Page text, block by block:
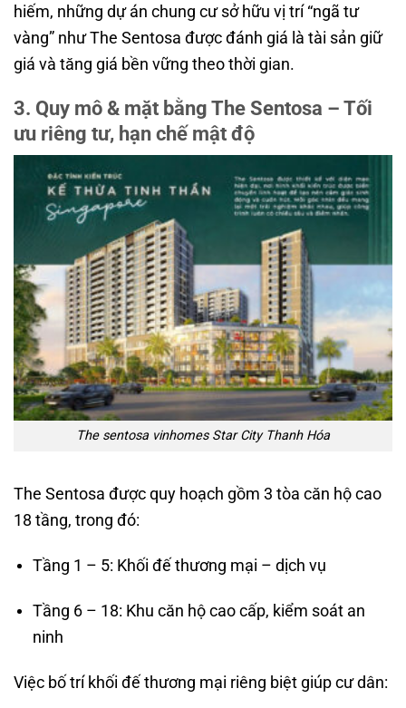
hiếm, những dự án chung cư sở hữu vị trí “ngã tư
vàng” như The Sentosa được đánh giá là tài sản giữ
giá và tăng giá bền vững theo thời gian.
3. Quy mô & mặt bằng The Sentosa – Tối
ưu riêng tư, hạn chế mật độ
The sentosa vinhomes Star City Thanh Hóa
The Sentosa được quy hoạch gồm 3 tòa căn hộ cao
18 tầng, trong đó:
Tầng 1 – 5: Khối đế thương mại – dịch vụ
Tầng 6 – 18: Khu căn hộ cao cấp, kiểm soát an
ninh
Việc bố trí khối đế thương mại riêng biệt giúp cư dân: